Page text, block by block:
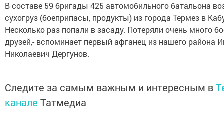
В составе 59 бригады 425 автомобильного батальона
сухогруз (боеприпасы, продукты) из города Термез в
Несколько раз попали в засаду. Потеряли очень много
друзей,- вспоминает первый афганец из нашего района
Николаевич Дергунов.
Следите за самым важным и интересным в
канале Татмедиа